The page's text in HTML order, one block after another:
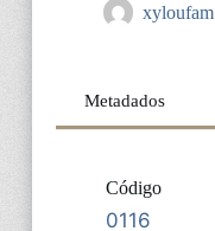
xyloufam
Metadados
Código
0116